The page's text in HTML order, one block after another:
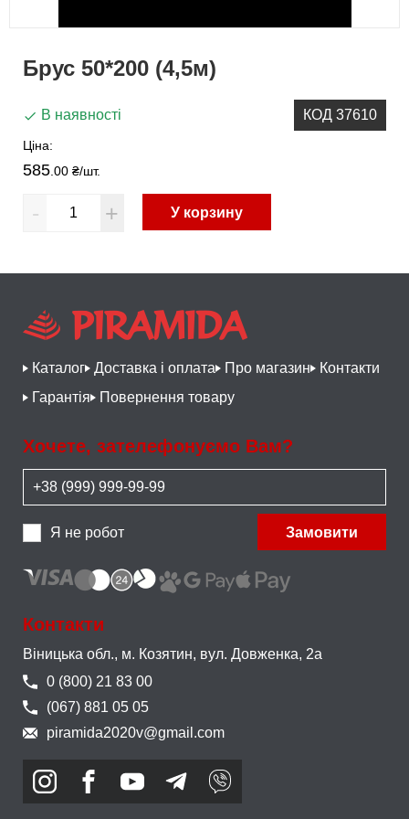
Брус 50*200 (4,5м)
В наявності КОД 37610
Ціна:
585 .00 ₴/шт.
- + У корзину
Каталог Доставка і оплата Про магазин
Контакти
Гарантія
Повернення товару
Хочете, зателефонуємо Вам?
Я не робот Замовити
Контакти
Віницька обл., м. Козятин, вул. Довженка, 2а
0 (800) 21 83 00
(067) 881 05 05
piramida2020v@gmail.com